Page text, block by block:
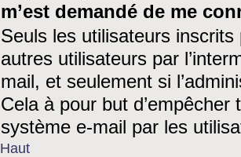
m’est demandé de me
Seuls les utilisateurs
autres utilisateurs par
mail, et seulement si
Cela à pour but
système e-mail par les
Haut